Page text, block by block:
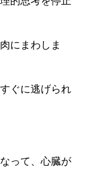
にまわしま
ぐに逃げられ
って、心臓が